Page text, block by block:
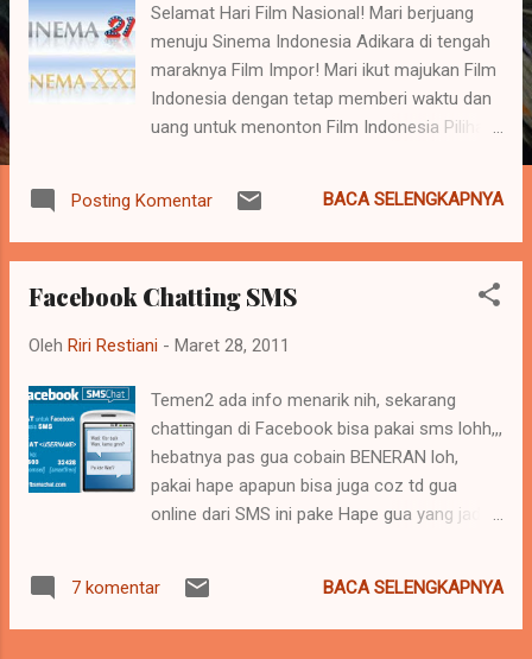
Selamat Hari Film Nasional! Mari berjuang
menuju Sinema Indonesia Adikara di tengah
maraknya Film Impor! Mari ikut majukan Film
Indonesia dengan tetap memberi waktu dan
uang untuk menonton Film Indonesia Pilihan!
Posting Komentar BACA SELENGKAPNYA
Facebook Chatting SMS
Oleh Riri Restiani - Maret 28, 2011
Temen2 ada info menarik nih, sekarang
chattingan di Facebook bisa pakai sms lohh,,,
hebatnya pas gua cobain BENERAN loh,
pakai hape apapun bisa juga coz td gua
online dari SMS ini pake Hape gua yang jadul
Buat kamu yang doyan Chatting di facebook,
sekarang Chatting di Facebook gak harus di
7 komentar BACA SELENGKAPNYA